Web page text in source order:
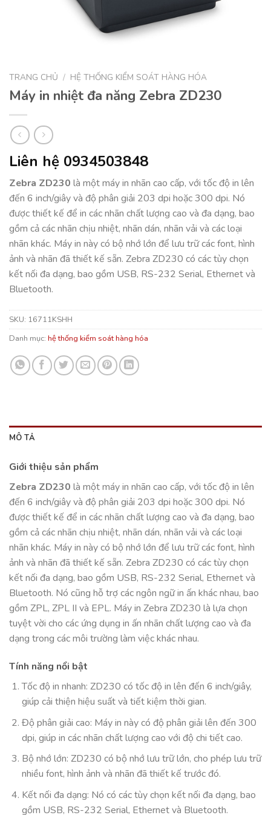
TRANG CHỦ / HỆ THỐNG KIỂM SOÁT HÀNG HÓA
Máy in nhiệt đa năng Zebra ZD230
Liên hệ 0934503848
Zebra ZD230 là một máy in nhãn cao cấp, với tốc độ in lên
đến 6 inch/giây và độ phân giải 203 dpi hoặc 300 dpi. Nó
được thiết kế để in các nhãn chất lượng cao và đa dạng, bao
gồm cả các nhãn chịu nhiệt, nhãn dán, nhãn vải và các loại
nhãn khác. Máy in này có bộ nhớ lớn để lưu trữ các font, hình
ảnh và nhãn đã thiết kế sẵn. Zebra ZD230 có các tùy chọn
kết nối đa dạng, bao gồm USB, RS-232 Serial, Ethernet và
Bluetooth.
SKU: 16711KSHH
Danh mục: hệ thống kiểm soát hàng hóa
MÔ TẢ
Giới thiệu sản phẩm
Zebra ZD230 là một máy in nhãn cao cấp, với tốc độ in lên
đến 6 inch/giây và độ phân giải 203 dpi hoặc 300 dpi. Nó
được thiết kế để in các nhãn chất lượng cao và đa dạng, bao
gồm cả các nhãn chịu nhiệt, nhãn dán, nhãn vải và các loại
nhãn khác. Máy in này có bộ nhớ lớn để lưu trữ các font, hình
ảnh và nhãn đã thiết kế sẵn. Zebra ZD230 có các tùy chọn
kết nối đa dạng, bao gồm USB, RS-232 Serial, Ethernet và
Bluetooth. Nó cũng hỗ trợ các ngôn ngữ in ấn khác nhau, bao
gồm ZPL, ZPL II và EPL. Máy in Zebra ZD230 là lựa chọn
tuyệt vời cho các ứng dụng in ấn nhãn chất lượng cao và đa
dạng trong các môi trường làm việc khác nhau.
Tính năng nổi bật
Tốc độ in nhanh: ZD230 có tốc độ in lên đến 6 inch/giây,
giúp cải thiện hiệu suất và tiết kiệm thời gian.
Độ phân giải cao: Máy in này có độ phân giải lên đến 300
dpi, giúp in các nhãn chất lượng cao với độ chi tiết cao.
Bộ nhớ lớn: ZD230 có bộ nhớ lưu trữ lớn, cho phép lưu trữ
nhiều font, hình ảnh và nhãn đã thiết kế trước đó.
Kết nối đa dạng: Nó có các tùy chọn kết nối đa dạng, bao
gồm USB, RS-232 Serial, Ethernet và Bluetooth.